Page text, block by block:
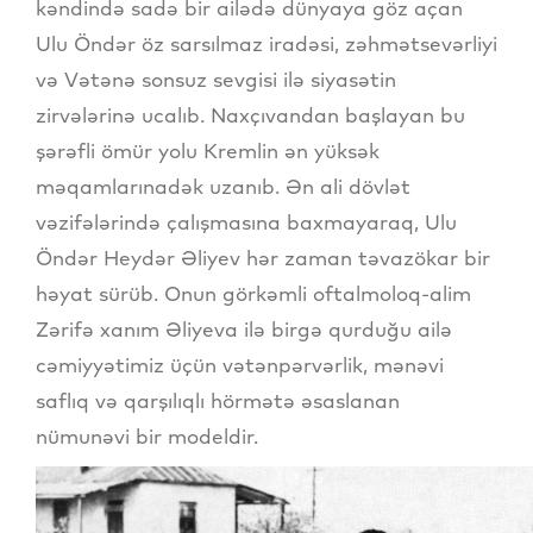
kəndində sadə bir ailədə dünyaya göz açan
Ulu Öndər öz sarsılmaz iradəsi, zəhmətsevərliyi
və Vətənə sonsuz sevgisi ilə siyasətin
zirvələrinə ucalıb. Naxçıvandan başlayan bu
şərəfli ömür yolu Kremlin ən yüksək
məqamlarınadək uzanıb. Ən ali dövlət
vəzifələrində çalışmasına baxmayaraq, Ulu
Öndər Heydər Əliyev hər zaman təvazökar bir
həyat sürüb. Onun görkəmli oftalmoloq-alim
Zərifə xanım Əliyeva ilə birgə qurduğu ailə
cəmiyyətimiz üçün vətənpərvərlik, mənəvi
saflıq və qarşılıqlı hörmətə əsaslanan
nümunəvi bir modeldir.